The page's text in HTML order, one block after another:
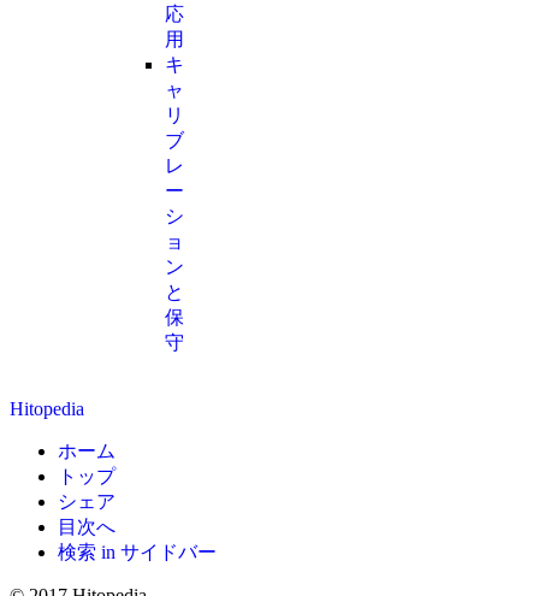
応
用
キ
ャ
リ
ブ
レ
ー
シ
ョ
ン
と
保
守
Hitopedia
ホーム
トップ
シェア
目次へ
検索 in サイドバー